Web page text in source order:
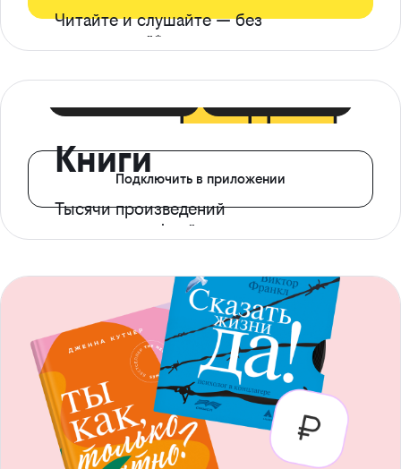
Читайте и слушайте — без
ограничений*
Книги
Тысячи произведений
с доступом офлайн
Подключить в приложении